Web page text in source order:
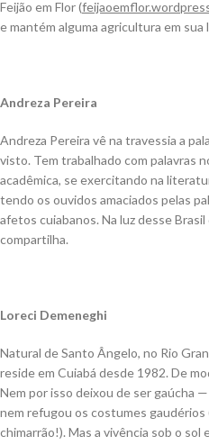
Feijão em Flor (
e mantém alguma agricultura em sua
Andreza Pereira
Andreza Pereira vê na travessia a
visto. Tem trabalhado com palavras
acadêmica, se exercitando na
tendo os ouvidos amaciados pelas
afetos cuiabanos. Na luz desse
compartilha.
Loreci Demeneghi
Natural de Santo Ângelo, no Rio
reside em Cuiabá desde 1982. De
Nem por isso deixou de ser gaúcha
nem refugou os costumes gau­dérios
chimarrão!). Mas a vivência sob o sol